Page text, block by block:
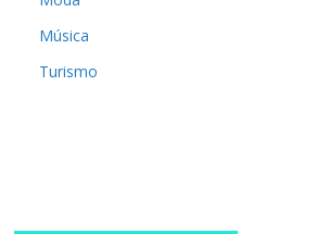
Música
Turismo